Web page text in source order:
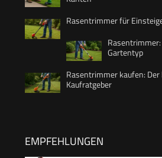
Rasentrimmer für
Gartentyp
Rasentrimmer kaufen:
Kaufratgeber
EMPFEHLUNGEN